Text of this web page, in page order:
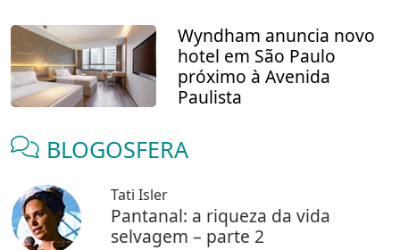
Wyndham anuncia novo
hotel em São Paulo
próximo à Avenida
Paulista
BLOGOSFERA
Tati Isler
Pantanal: a riqueza da vida
selvagem – parte 2